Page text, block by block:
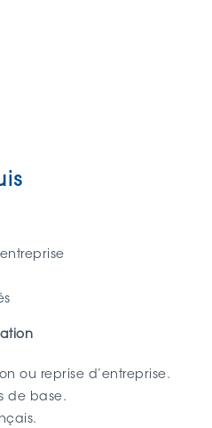
ou reprise d’entreprise.
de base.